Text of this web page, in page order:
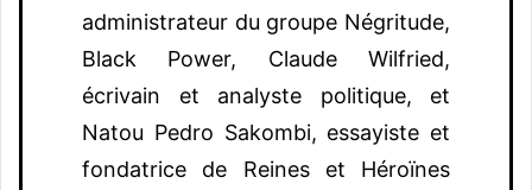
administrateur du groupe Négritude,
Black Power, Claude Wilfried,
écrivain et analyste politique, et
Natou Pedro Sakombi, essayiste et
fondatrice de Reines et Héroïnes